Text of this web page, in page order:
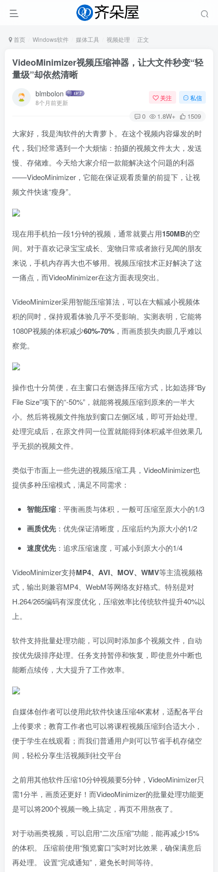
首页 Windows软件 媒体工具 视频处理 正文
VideoMinimizer视频压缩神器，让大文件秒变“轻
量级”却依然清晰
blmbolon
8个月前更新
关注 私信
0 1.8W+ 1509
大家好，我是淘软件的大青萝卜。在这个视频内容爆发的时
代，我们经常遇到一个大烦恼：拍摄的视频文件太大，发送
慢、存储难。今天给大家介绍一款能解决这个问题的利器
——VideoMinimizer，它能在保证观看质量的前提下，让视
频文件快速“瘦身”。
现在用手机拍一段1分钟的视频，通常就要占用150MB的空
间。对于喜欢记录宝宝成长、宠物日常或者旅行见闻的朋友
来说，手机内存再大也不够用。视频压缩技术正好解决了这
一痛点，而VideoMinimizer在这方面表现突出。
VideoMinimizer采用智能压缩算法，可以在大幅减小视频体
积的同时，保持观看体验几乎不受影响。实测表明，它能将
1080P视频的体积减少60%-70% ，而画质损失肉眼几乎难以
察觉。
操作也十分简便，在主窗口右侧选择压缩方式，比如选择“By
File Size”项下的“-50%”，就能将视频压缩到原来的一半大
小。然后将视频文件拖放到窗口左侧区域，即可开始处理。
处理完成后，在原文件同一位置就能得到体积减半但效果几
乎无损的视频文件。
类似于市面上一些先进的视频压缩工具，VideoMinimizer也
提供多种压缩模式，满足不同需求：
智能压缩 ：平衡画质与体积，一般可压缩至原大小的1/3
画质优先：优先保证清晰度，压缩后约为原大小的1/2
速度优先：追求压缩速度，可减小到原大小的1/4
VideoMinimizer支持MP4、AVI、MOV、WMV等主流视频格
式，输出则兼容MP4、WebM等网络友好格式。特别是对
H.264/265编码有深度优化，压缩效率比传统软件提升40%以
上。
软件支持批量处理功能，可以同时添加多个视频文件，自动
按优先级排序处理。任务支持暂停和恢复，即使意外中断也
能断点续传，大大提升了工作效率。
自媒体创作者可以使用此软件快速压缩4K素材，适配各平台
上传要求；教育工作者也可以将课程视频压缩到合适大小，
便于学生在线观看；而我们普通用户则可以节省手机存储空
间，轻松分享生活视频到社交平台
之前用其他软件压缩10分钟视频要5分钟，VideoMinimizer只
需1分半，画质还更好！而VideoMinimizer的批量处理功能更
是可以将200个视频一晚上搞定，再页不用熬夜了。
对于动画类视频，可以启用“二次压缩”功能，能再减少15%
的体积。 压缩前使用“预览窗口”实时对比效果，确保满意后
再处理。 设置“完成通知”，避免长时间等待。